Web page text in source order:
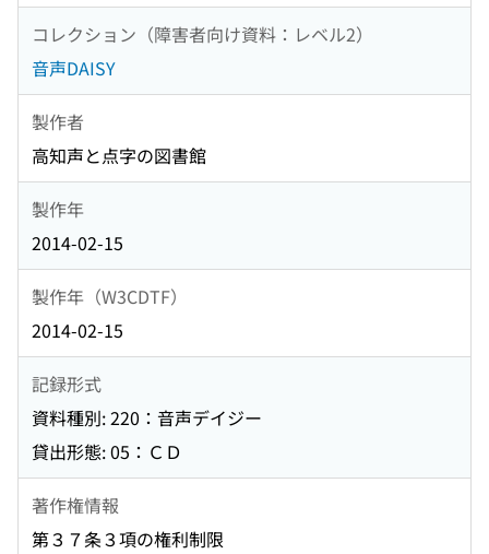
コレクション（障害者向け資料：レベル2）
音声DAISY
製作者
高知声と点字の図書館
製作年
2014-02-15
製作年（W3CDTF）
2014-02-15
記録形式
資料種別: 220：音声デイジー
貸出形態: 05：ＣＤ
著作権情報
第３７条３項の権利制限